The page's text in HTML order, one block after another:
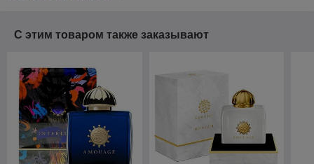
С этим товаром также заказывают